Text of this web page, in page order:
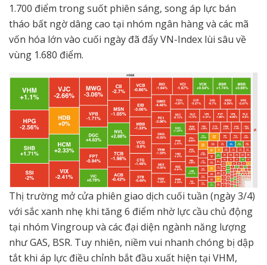
1.700 điểm trong suốt phiên sáng, song áp lực bán
tháo bất ngờ dâng cao tại nhóm ngân hàng và các mã
vốn hóa lớn vào cuối ngày đã đẩy VN-Index lùi sâu về
vùng 1.680 điểm.
Thị trường mở cửa phiên giao dịch cuối tuần (ngày 3/4)
với sắc xanh nhẹ khi tăng 6 điểm nhờ lực cầu chủ động
tại nhóm Vingroup và các đại diện ngành năng lượng
như GAS, BSR. Tuy nhiên, niềm vui nhanh chóng bị dập
tắt khi áp lực điều chỉnh bắt đầu xuất hiện tại VHM,